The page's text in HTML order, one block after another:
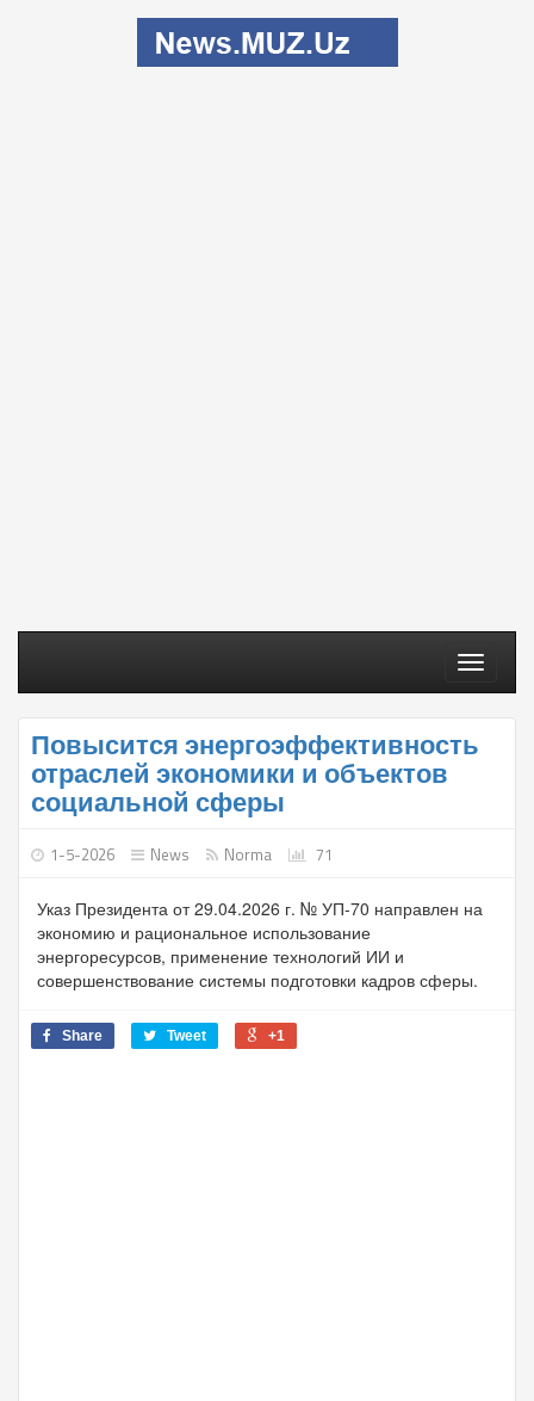
Toggle
Повысится энергоэффективность
отраслей экономики и объектов
социальной сферы
1-5-2026 News Norma 71
Указ Президента от 29.04.2026 г. № УП-70 направлен на
экономию и рациональное использование
энергоресурсов, применение технологий ИИ и
совершенствование системы подготовки кадров сферы.
Share Tweet +1